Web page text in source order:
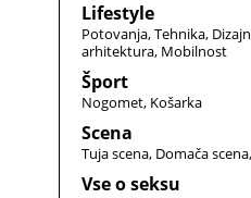
Lifestyle
Potovanja Tehnika Dizajn
arhitektura Mobilnost
Šport
Nogomet Košarka
Scena
Tuja scena Domača scena
Vse o seksu